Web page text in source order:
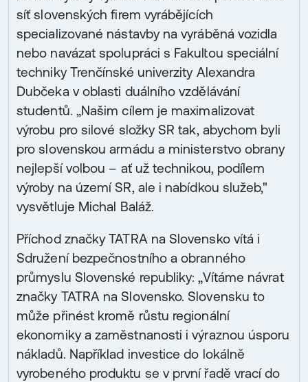
síť slovenských firem vyrábějících
specializované nástavby na vyráběná vozidla
nebo navázat spolupráci s Fakultou speciální
techniky Trenčínské univerzity Alexandra
Dubčeka v oblasti duálního vzdělávání
studentů. „Našim cílem je maximalizovat
výrobu pro silové složky SR tak, abychom byli
pro slovenskou armádu a ministerstvo obrany
nejlepší volbou – ať už technikou, podílem
výroby na území SR, ale i nabídkou služeb,"
vysvětluje Michal Baláž.
Příchod značky TATRA na Slovensko vítá i
Sdružení bezpečnostního a obranného
průmyslu Slovenské republiky: „Vítáme návrat
značky TATRA na Slovensko. Slovensku to
může přinést kromě růstu regionální
ekonomiky a zaměstnanosti i výraznou úsporu
nákladů. Například investice do lokálně
vyrobeného produktu se v první řadě vrací do